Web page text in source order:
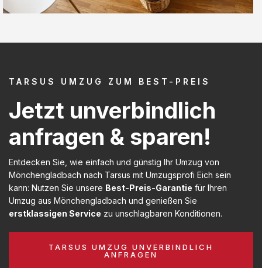
TARSUS UMZUG ZUM BEST-PREIS
Jetzt unverbindlich
anfragen & sparen!
Entdecken Sie, wie einfach und günstig Ihr Umzug von
Mönchengladbach nach Tarsus mit Umzugsprofi Eich sein
kann: Nutzen Sie unsere Best-Preis-Garantie für Ihren
Umzug aus Mönchengladbach und genießen Sie
erstklassigen Service zu unschlagbaren Konditionen.
TARSUS UMZUG UNVERBINDLICH
ANFRAGEN